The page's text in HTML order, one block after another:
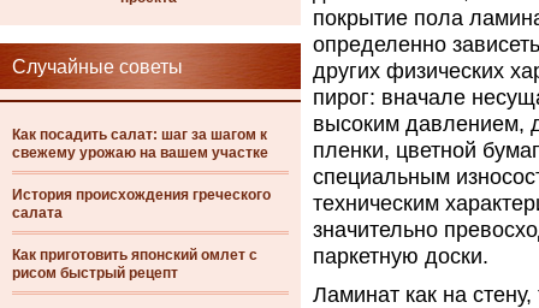
Случайные советы
Как посадить салат: шаг за шагом к
свежему урожаю на вашем участке
История происхождения греческого
салата
Как приготовить японский омлет с
рисом быстрый рецепт
покрытие пола
определенно
других физических
пирог: вначале
высоким давлением,
пленки, цветной
специальным
техническим
значительно
паркетную доски.
Ламинат как на